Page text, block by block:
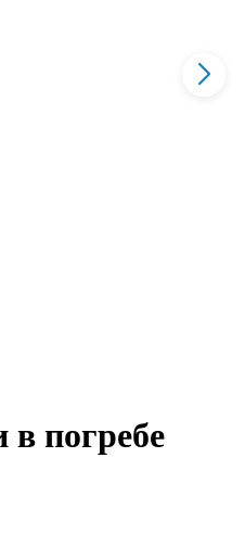
в погребе